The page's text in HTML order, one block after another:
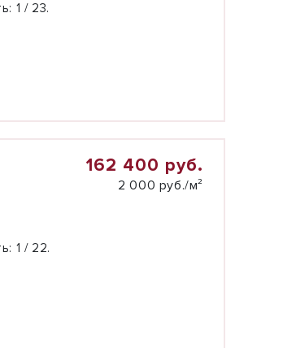
1 / 23.
162 400 руб.
2 000 руб./м²
1 / 22.